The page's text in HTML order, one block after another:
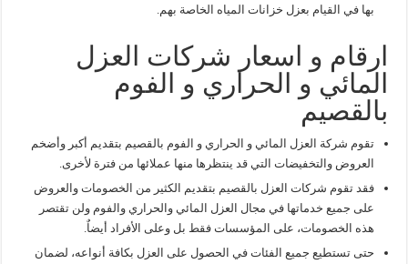
بها في القيام بعزل خزانات المياه الخاصة بهم.
ارقام و اسعار شركات العزل
المائي و الحراري و الفوم
بالقصيم
تقوم شركة العزل المائي و الحراري و الفوم بالقصيم بتقديم أكبر وأضخم
العروض والتخفيضات التي قد ينتظرها منها عملائها من فترة لأخرى.
فقد تقوم شركات العزل بالقصيم بتقديم الكثير من الخصومات والعروض
على جميع خدماتها في مجال العزل المائي والحراري والفوم ولن تقتصر
هذه الخصومات، على المؤسسات فقط بل وعلى الأفراد أيضاٌ.
حتى تستطيع جميع الفئات في الحصول على العزل بكافة أنواعه، لضمان